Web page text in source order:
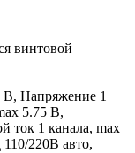
винтовой
Напряжение 1
5.75 В,
ток 1 канала, max
220В авто,